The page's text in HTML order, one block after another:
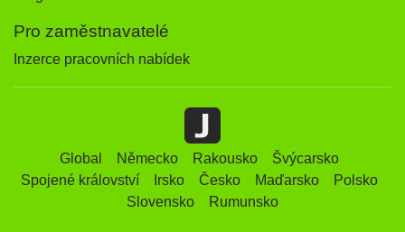
Pro zaměstnavatelé
Inzerce pracovních nabídek
Global Německo Rakousko
Švýcarsko
Spojené království
Irsko Česko Maďarsko
Polsko
Slovensko
Rumunsko